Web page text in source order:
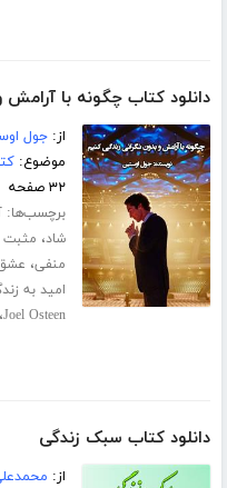
دانلود کتاب چگونه با
از:جول
موضوع:
۳۲ صفحه
برچسب‌ها:
شاد، مثبت
منفی،
امید به
Joel Osteen،
دانلود کتاب سبک زندگی
از: